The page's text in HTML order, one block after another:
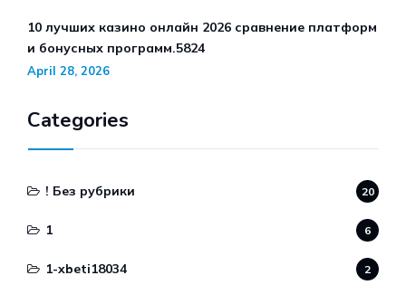
10 лучших казино онлайн 2026 сравнение платформ
и бонусных программ.5824
April 28, 2026
Categories
! Без рубрики 20
1 6
1-xbeti18034 2